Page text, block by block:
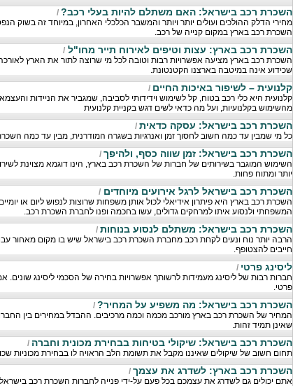
השכרת רכב בישראל: האם משתלם להיות בעלי רכב? /
מחירי הדלק ההולכים ועולים יותר ויותר והמשבר הכלכלי האחרון, במיוחד זה בשוק
השכרת רכב בארץ במקום קנייה של רכב.
השכרת רכב בארץ: עצות וטיפים לאירוח תייר מחו"ל/
השכרת רכב בארץ מציעה אפשרויות רבות וטובה לכל מי שרוצה לתור את הארץ
שכידוע אינה במיטבה בארצנו הקטנטונת.
קלנועית – לשיפור באיכות החיים /
קלנועית היא כלי רכב בטוח, קל לשימוש וידידותי לסביבה, שמגביר את הניידות
מהשימוש בקלנועיות, ועל מה כדאי לשים דגש בקניית קלנועית
השכרת רכב בישראל: עסקה כדאית /
כל מי שמבין עד כמה חשוב לחסוך זמן ואנרגיות בשגרה המודרנית, מבין עד כמה
השכרת רכב בישראל: זמן שווה כסף, ולהיפך /
השימוש המוגבר בשירותים של חברות של השכרת רכב בארץ, הינו דוגמא מצוינת
יותר ומתוח פחות.
השכרת רכב בישראל לרגל אירועים מיוחדים/
השכרת רכב בארץ היא פיתרון אידיאלי לכול אותן משפחות שרוצות לנפוש ליום או
המשפחתי ולנסוע איתו למרחקים גדולים, עשו בחכמה ופנו לחברת השכרת רכב.
השכרת רכב בישראל: משתלם לנסוע בנוחות /
הרבה יותר נוח ונעים לקחת רכב מחברת השכרת רכב בישראל שיש בו מקום מאחור
חייבים להצטופף.
ליסינג פרטי /
חברות רבות של ליסינג מעמידות לרשותך אפשרויות בחירה של הסכמי ליסינג
פרטי.
השכרת רכב בישראל: מה משפיע על המחיר? /
המחיר של השכרת רכב בארץ מורכב מכמה וכמה מרכיבים. ההבדל במחירים בין
שאינן תמיד זהות.
השכרת רכב בישראל: שיקולי בטיחות בבחירת מכונית וחברה /
תחום חשוב של שיקולים שאיננו מקבל את תשומת הלב הראויה לו בבחירת מכוניות
השכרת רכב בארץ: לשדרג את עצמך /
אתם יכולים גם לשדרג את עצמכם בכל פעם על-ידי פנייה לחברות השכרת רכב